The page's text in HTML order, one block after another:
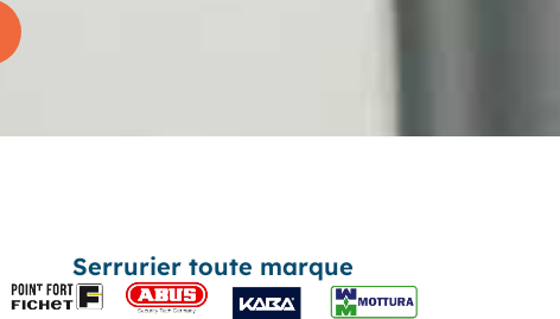
Serrurier toute marque